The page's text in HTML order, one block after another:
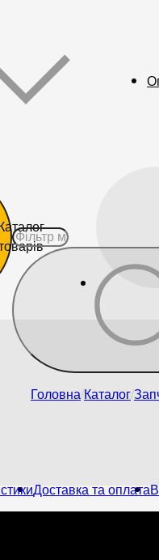
Каталог
Головна Каталог
Доставка та оплата